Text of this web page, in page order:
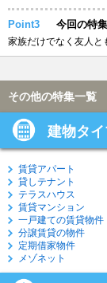
Point3 今回の特
家族だけでなく友人と
その他の特集一覧
建物タ
賃貸アパート
貸しテナント
テラスハウス
賃貸マンション
一戸建ての賃貸物件
分譲賃貸の物件
定期借家物件
メゾネット